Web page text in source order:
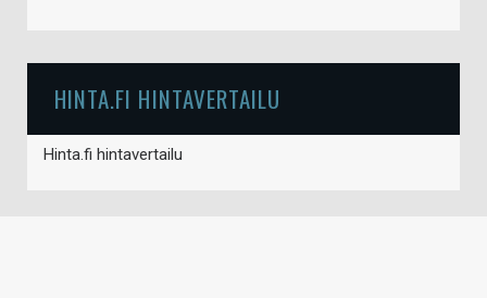
HINTA.FI HINTAVERTAILU
Hinta.fi hintavertailu